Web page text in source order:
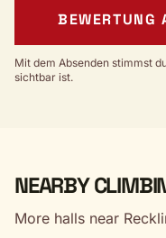
BEWERTUNG
Mit dem Absenden stimmst
sichtbar ist.
NEARBY
More halls near